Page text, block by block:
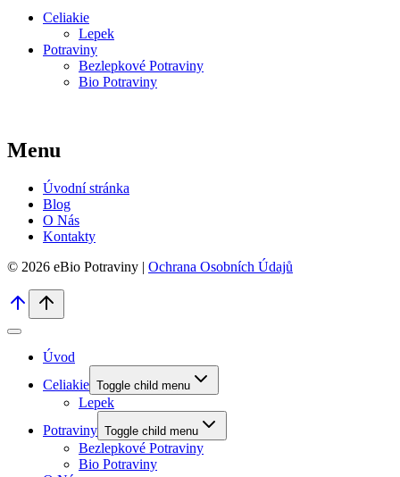
Celiakie
Lepek
Potraviny
Bezlepkové Potraviny
Bio Potraviny
Menu
Úvodní stránka
Blog
O Nás
Kontakty
© 2026 eBio Potraviny | Ochrana Osobních Údajů
Úvod
Celiakie Toggle child menu
Lepek
Potraviny Toggle child menu
Bezlepkové Potraviny
Bio Potraviny